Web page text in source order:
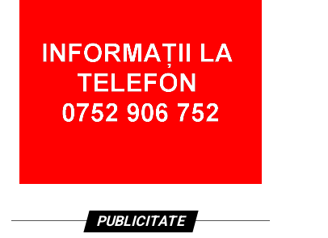
PUBLICITATE